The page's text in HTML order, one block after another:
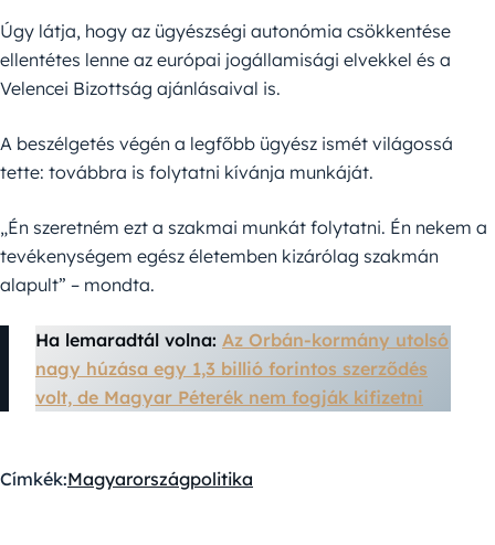
Úgy látja, hogy az ügyészségi autonómia csökkentése
ellentétes lenne az európai jogállamisági elvekkel és a
Velencei Bizottság ajánlásaival is.
A beszélgetés végén a legfőbb ügyész ismét világossá
tette: továbbra is folytatni kívánja munkáját.
„Én szeretném ezt a szakmai munkát folytatni. Én nekem a
tevékenységem egész életemben kizárólag szakmán
alapult” – mondta.
Ha lemaradtál volna: Az Orbán-kormány utolsó
nagy húzása egy 1,3 billió forintos szerződés
volt, de Magyar Péterék nem fogják kifizetni
Címkék:Magyarországpolitika